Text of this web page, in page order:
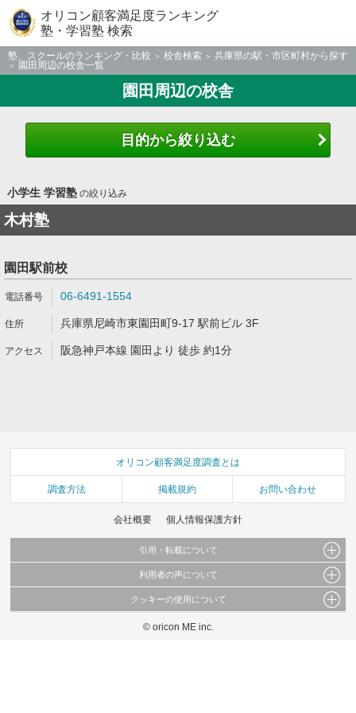
オリコン顧客満足度ランキング
塾・学習塾 検索
塾、スクールのランキング・比較 校舎検索
兵庫県の駅・市区町村から探す
園田周辺の校舎一覧
園田周辺の校舎
目的から絞り込む
小学生 学習塾の絞り込み
木村塾
園田駅前校
06-6491-1554
兵庫県尼崎市東園田町9-17 駅前ビル 3F
阪急神戸本線 園田より 徒歩 約1分
オリコン顧客満足度調査とは
調査方法 掲載規約 お問い合わせ
会社概要 個人情報保護方針
引用・転載について
当サイトで公開されている情報（文字、写真、イラスト、画像データ等）及びこれらの配
これらの情報を権利者の許可なく無断転載・複製などの二次利用を行うことは固く禁じて
利用者の声について
当サイトに掲載している内容はすべてサービスの利用者が提出された見解・感想です。
弊社の見解・ 意見ではないことをご理解いただいた上でご覧ください。
クッキーの使用について
このサイトでは Cookie を使用して、ユーザーに合わせたコンテンツや広告の表示、ソー
© oricon ME inc.